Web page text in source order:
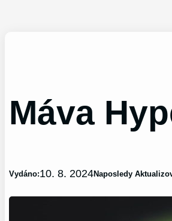
Máva
Vydáno:10. 8. 2024Naposledy